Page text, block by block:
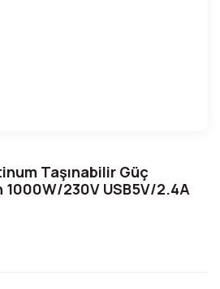
Taşınabilir Güç
230V USB5V/2.4A